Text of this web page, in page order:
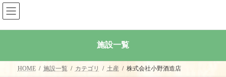
コ
ン
テ
ン
ナ
ビ
ゲ
ー
施設一覧
HOME 施設一覧 カテゴリ 土産 株式会社小野酒造店